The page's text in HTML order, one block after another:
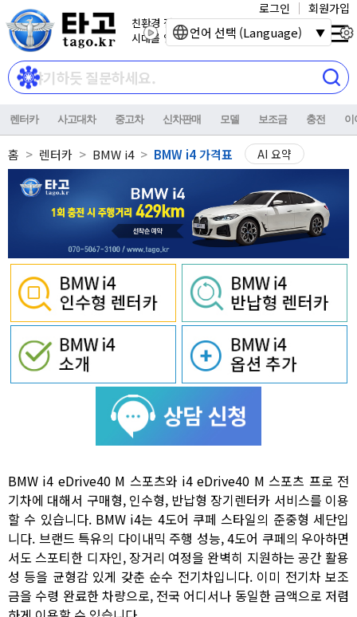
친환경 전기자동차
시대를 열어갑니다.
로그인 회원가입
렌터카 사고대차 중고차 신차판매 모델 보조금 충전 이
홈 렌터카 BMW i4 BMW i4 가격표 AI 요약
BMW i4 eDrive40 M 스포츠와 i4 eDrive40 M 스포츠 프로 전
기차에 대해서 구매형, 인수형, 반납형 장기렌터카 서비스를 이용
할 수 있습니다. BMW i4는 4도어 쿠페 스타일의 준중형 세단입
니다. 브랜드 특유의 다이내믹 주행 성능, 4도어 쿠페의 우아하면
서도 스포티한 디자인, 장거리 여정을 완벽히 지원하는 공간 활용
성 등을 균형감 있게 갖춘 순수 전기차입니다. 이미 전기차 보조
금을 수령 완료한 차량으로, 전국 어디서나 동일한 금액으로 저렴
언어 선택 (Language)